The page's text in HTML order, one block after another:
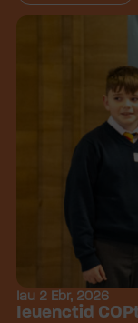
Iau 2 Ebr, 2026
Ieuenctid